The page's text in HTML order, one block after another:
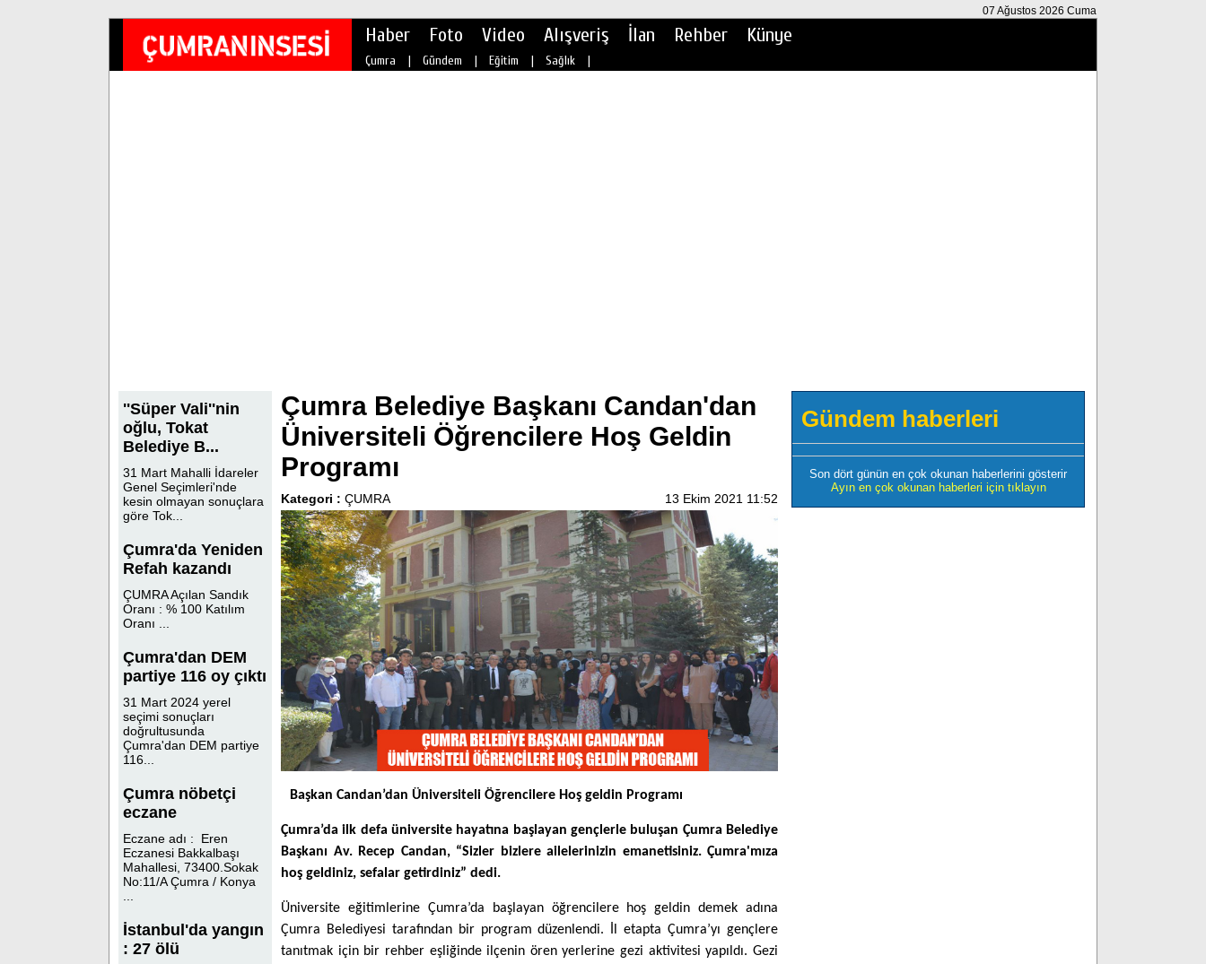
07 Ağustos 2026 Cuma
Haber Foto Video Alışveriş İlan Rehber Künye
Çumra | Gündem | Eğitim | Sağlık |
''Süper Vali''nin
oğlu, Tokat
Belediye B...
31 Mart Mahalli İdareler
Genel Seçimleri'nde
kesin olmayan sonuçlara
göre Tok...
Çumra'da Yeniden
Refah kazandı
ÇUMRA Açılan Sandık
Oranı : % 100 Katılım
Oranı ...
Çumra'dan DEM
partiye 116 oy çıktı
31 Mart 2024 yerel
seçimi sonuçları
doğrultusunda
Çumra'dan DEM partiye
116...
Çumra nöbetçi
eczane
Eczane adı : Eren
Eczanesi Bakkalbaşı
Mahallesi, 73400.Sokak
No:11/A Çumra / Konya
İstanbul'da yangın
: 27 ölü
Çumra Belediye Başkanı Candan'dan
Üniversiteli Öğrencilere Hoş Geldin
Programı
Kategori : ÇUMRA 13 Ekim 2021 11:52
Başkan Candan’dan Üniversiteli Öğrencilere Hoş geldin Programı
Çumra’da ilk defa üniversite hayatına başlayan gençlerle buluşan Çumra Belediye
Başkanı Av. Recep Candan, “Sizler bizlere ailelerinizin emanetisiniz. Çumra'mıza
hoş geldiniz, sefalar getirdiniz” dedi.
Üniversite eğitimlerine Çumra’da başlayan öğrencilere hoş geldin demek adına
Çumra Belediyesi tarafından bir program düzenlendi. İl etapta Çumra’yı gençlere
tanıtmak için bir rehber eşliğinde ilçenin ören yerlerine gezi aktivitesi yapıldı. Gezi
Gündem haberleri
Son dört günün en çok okunan haberlerini gösterir
Ayın en çok okunan haberleri için tıklayın